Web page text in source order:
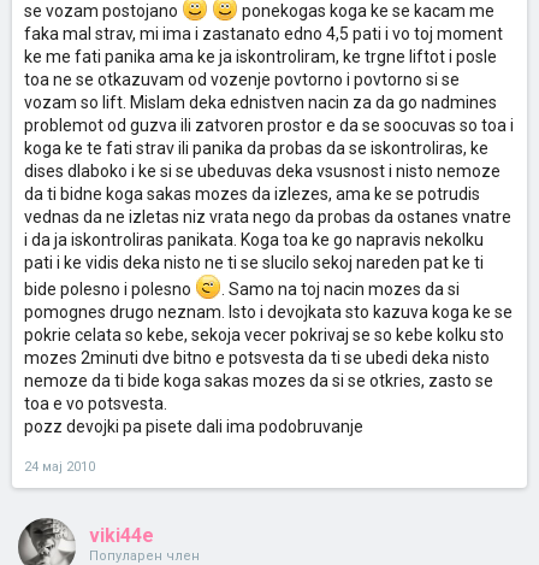
se vozam postojano
ponekogas koga ke se kacam me
faka mal strav, mi ima i zastanato edno 4,5 pati i vo toj moment
ke me fati panika ama ke ja iskontroliram, ke trgne liftot i posle
toa ne se otkazuvam od vozenje povtorno i povtorno si se
vozam so lift. Mislam deka ednistven nacin za da go nadmines
problemot od guzva ili zatvoren prostor e da se soocuvas so toa i
koga ke te fati strav ili panika da probas da se iskontroliras, ke
dises dlaboko i ke si se ubeduvas deka vsusnost i nisto nemoze
da ti bidne koga sakas mozes da izlezes, ama ke se potrudis
vednas da ne izletas niz vrata nego da probas da ostanes vnatre
i da ja iskontroliras panikata. Koga toa ke go napravis nekolku
pati i ke vidis deka nisto ne ti se slucilo sekoj nareden pat ke ti
bide polesno i polesno
. Samo na toj nacin mozes da si
pomognes drugo neznam. Isto i devojkata sto kazuva koga ke se
pokrie celata so kebe, sekoja vecer pokrivaj se so kebe kolku sto
mozes 2minuti dve bitno e potsvesta da ti se ubedi deka nisto
nemoze da ti bide koga sakas mozes da si se otkries, zasto se
toa e vo potsvesta.
pozz devojki pa pisete dali ima podobruvanje
24 мај 2010
viki44e
Популарен член